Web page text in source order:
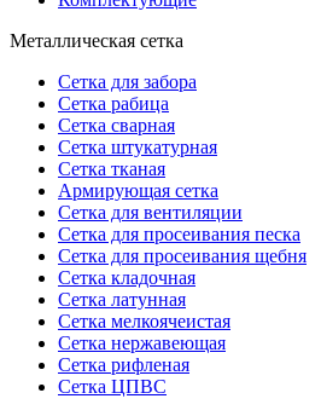
Металлическая сетка
Сетка для забора
Сетка рабица
Сетка сварная
Сетка штукатурная
Сетка тканая
Армирующая сетка
Сетка для вентиляции
Сетка для просеивания песка
Сетка для просеивания щебня
Сетка кладочная
Сетка латунная
Сетка мелкоячеистая
Сетка нержавеющая
Сетка рифленая
Сетка ЦПВС